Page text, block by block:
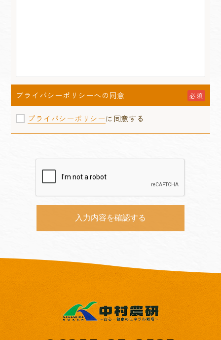
プライバシーポリシーへの同意 必須
プライバシーポリシーに同意する